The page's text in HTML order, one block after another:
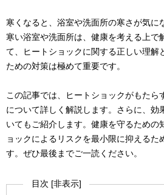
寒くなると、浴室や洗面所の寒さが気に
寒い浴室や洗面所は、健康を考える上で
て、ヒートショックに関する正しい理解
ための対策は極めて重要です。
この記事では、ヒートショックがもたら
について詳しく解説します。さらに、効
いてもご紹介します。健康を守るための
ョックによるリスクを最小限に抑えるた
す。ぜひ最後までご一読ください。
目次 [非表示]